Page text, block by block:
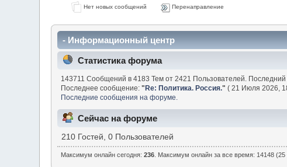
Нет новых сообщений Перенаправление
- Информационный центр
Статистика форума
143711 Сообщений в 4183 Тем от 2421 Пользователей.
Последнее сообщение:"Re: Политика. Россия." ( 21 Июля 2026,
Последние сообщения на форуме.
Сейчас на форуме
210 Гостей, 0 Пользователей
Максимум онлайн сегодня: 236. Максимум онлайн за все время: 14148 (25